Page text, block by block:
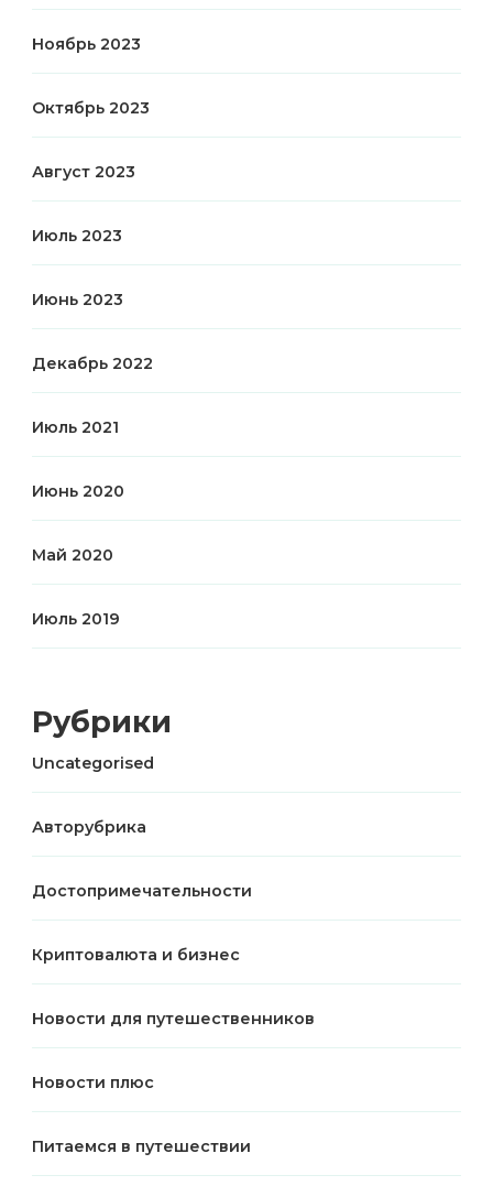
Ноябрь 2023
Октябрь 2023
Август 2023
Июль 2023
Июнь 2023
Декабрь 2022
Июль 2021
Июнь 2020
Май 2020
Июль 2019
Рубрики
Uncategorised
Авторубрика
Достопримечательности
Криптовалюта и бизнес
Новости для путешественников
Новости плюс
Питаемся в путешествии